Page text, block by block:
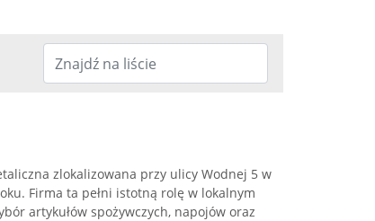
zlokalizowana przy ulicy Wodnej 5 w
Firma ta pełni istotną rolę w lokalnym
artykułów spożywczych, napojów oraz